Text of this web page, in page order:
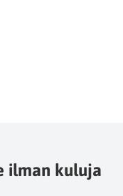
ilman kuluja